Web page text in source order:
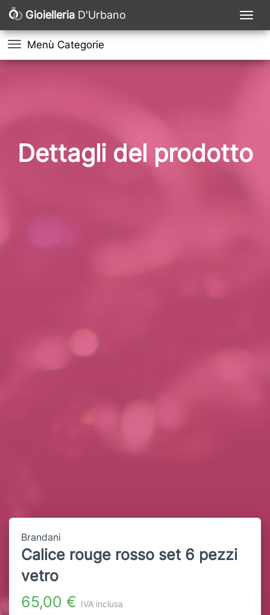
Gioielleria D'Urbano
Menù Categorie
Dettagli del prodotto
Brandani
Calice rouge rosso set 6 pezzi
vetro
65,00 € IVA inclusa